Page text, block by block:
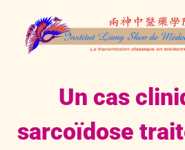
Un cas
sarcoïdose